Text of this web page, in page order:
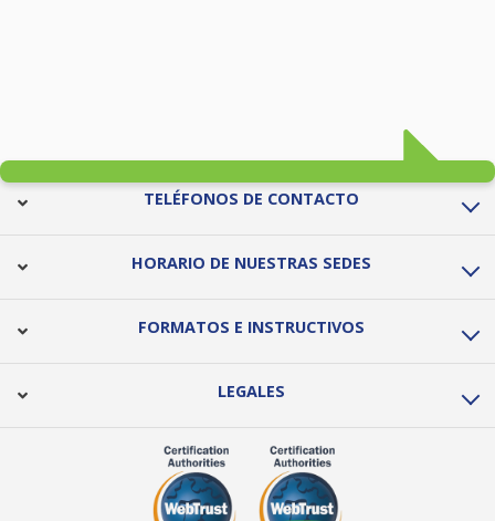
TELÉFONOS DE CONTACTO
HORARIO DE NUESTRAS SEDES
FORMATOS E INSTRUCTIVOS
LEGALES